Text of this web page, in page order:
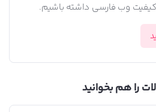
وب فارسی داشته باشیم.
را هم بخوانید